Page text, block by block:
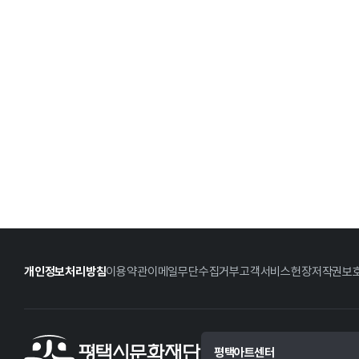
개인정보처리방침이용약관이메일무단수집거부고객서비스헌장저작권보
평택아트센터